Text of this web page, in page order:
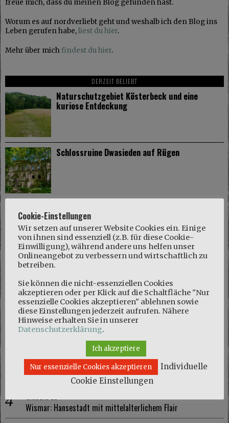
freue mich, dass du meinen Blog gefunden hast.
Worum es auf nordverliebt geht und weshalb ich den Blog ins
Leben gerufen habe,liest du hier.
Mehr über michfindest du hier.
DERZEIT BELIEBT
Naturschutzgebiet Kösterbeck und eine
kuriose Entdeckung
Schlossruine Dwasieden auf Rügen
Schwedengefühle aus
Mariezu
Naturschutzgebiet Kösterbeck und eine kuriose Entdeckung
Olaf Schmidtzu
Naturschutzgebiet Kösterbeck und eine kuriose Entdeckung
Mariezu
Wismar: Hansestadt mit mittelalterlichem Flair
Claudiazu
Wismar: Hansestadt mit mittelalterlichem Flair
Cookie-Einstellungen
Wir setzen auf unserer Website Cookies ein. Einige
von ihnen sind essenziell (z.B. für diese Cookie-
Einwilligung), während andere uns helfen unser
Onlineangebot zu verbessern und wirtschaftlich zu
betreiben.
Sie können die nicht-essenziellen Cookies
akzeptieren oder per Klick auf die Schaltfläche "Nur
essenzielle Cookies akzeptieren" ablehnen sowie
diese Einstellungen jederzeit aufrufen. Nähere
Hinweise erhalten Sie in unserer
Datenschutzerklärung.
Ich akzeptiere
Nur essenzielle Cookies akzeptieren
Individuelle
Cookie Einstellungen